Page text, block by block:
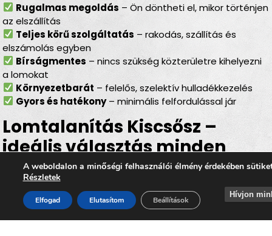
Rugalmas megoldás – Ön döntheti el, mikor történjen
az elszállítás
Teljes körű szolgáltatás – rakodás, szállítás és
elszámolás egyben
Bírságmentes – nincs szükség közterületre kihelyezni
a lomokat
Környezetbarát – felelős, szelektív hulladékkezelés
Gyors és hatékony– minimális felfordulással jár
Lomtalanítás Kiscsősz –
ideális választás minden
helyzetben
Akárköltözésről, lakásfelújításról, garázs- vagy
pinceürítésről, irodai selejtezésről vagy egy nagyobb
rendrakásrólvan szó, alomtalanítás Kiscsősz
A weboldalon a minőségi felhasználói élmény érdekében
Részletek
Elfogad Elutasítom Beállítások
Hívjon